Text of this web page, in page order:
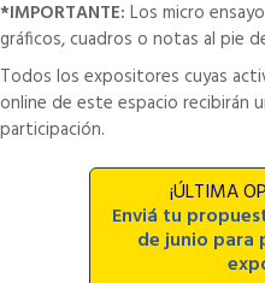
*IMPORTANTE: Los micro
gráficos, cuadros o notas al pie
Todos los expositores cuyas
online de este espacio recibirán
participación.
¡ÚLTIMA
Enviá tu
de junio para